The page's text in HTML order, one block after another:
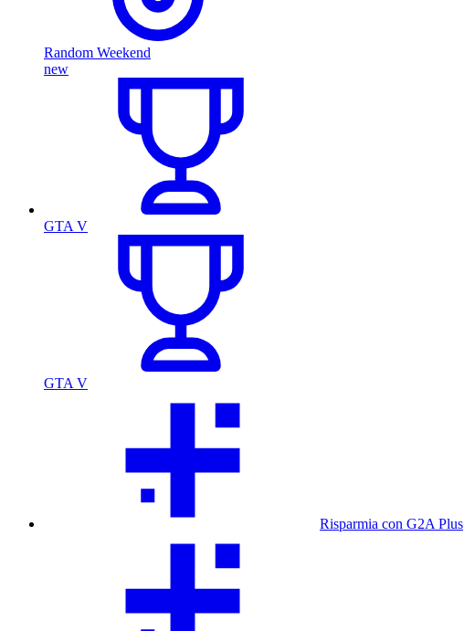
Random Weekend
new
GTA V
GTA V
Risparmia con G2A Plus